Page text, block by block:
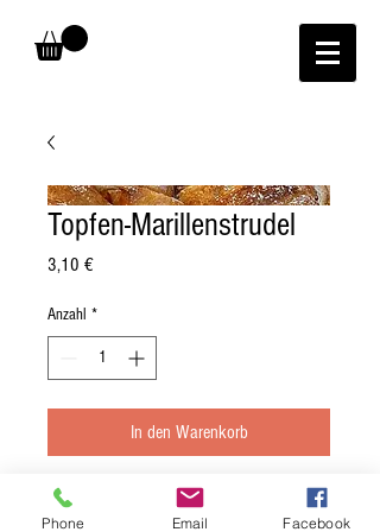
Topfen-Marillenstrudel
3,10 €Preis
Anzahl *
In den Warenkorb
Abnahme mind. 10 Stück (in
Scheibenform, 10, 20, usw.). Preis per
Phone Email Facebook